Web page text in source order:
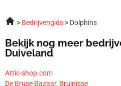
Bedrijvengids Dolphins
Bekijk nog meer
Duiveland
Attic-shop.com
De Bruse Bazaar, Bruinisse